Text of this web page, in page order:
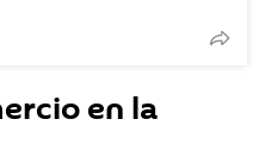
en la